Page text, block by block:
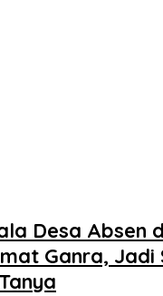
Desa Absen
Ganra,